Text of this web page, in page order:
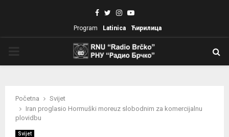
Facebook
TwitterInstagram
Youtube
Program Latinica Ћирилица
Početna
Svijet
Iran proglasio Hormuški moreuz slobodnim za komercijalnu
plovidbu
Svijet